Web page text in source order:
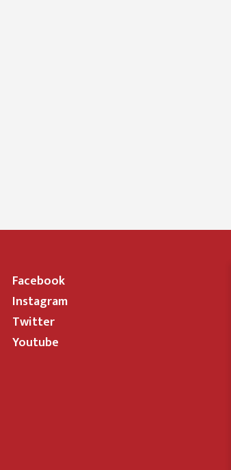
Facebook
Instagram
Twitter
Youtube